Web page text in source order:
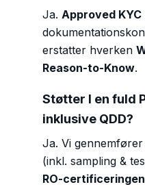
Ja. Approved KYC
erstatter hverken
Reason-to-Know.
Støtter I en fuld
inklusive QDD?
Ja. Vi
(inkl. sampling &
RO-certificeringen